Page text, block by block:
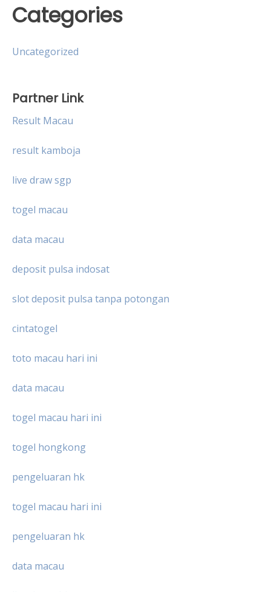
Categories
Uncategorized
Partner Link
Result Macau
result kamboja
live draw sgp
togel macau
data macau
deposit pulsa indosat
slot deposit pulsa tanpa potongan
cintatogel
toto macau hari ini
data macau
togel macau hari ini
togel hongkong
pengeluaran hk
togel macau hari ini
pengeluaran hk
data macau